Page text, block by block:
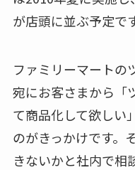
が店頭に並ぶ予定です
ファミリーマートの
宛にお客さまから「
て商品化して欲しい
のがきっかけです。
きないかと社内で相